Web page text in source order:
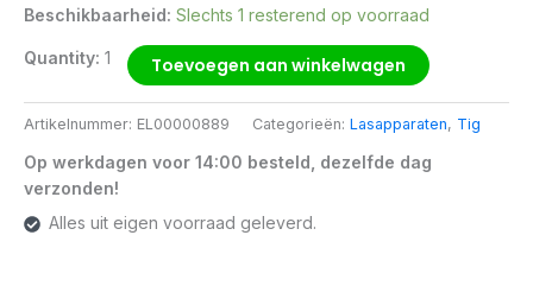
Beschikbaarheid: Slechts 1 resterend op voorraad
Quantity: 1 Toevoegen aan winkelwagen
Artikelnummer: EL00000889 Categorieën: Lasapparaten, Tig
Op werkdagen voor 14:00 besteld, dezelfde dag
verzonden!
Alles uit eigen voorraad geleverd.